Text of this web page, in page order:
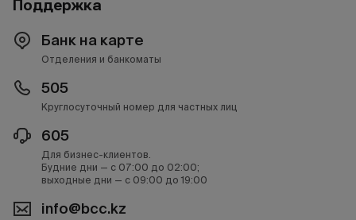
Поддержка
Банк на карте
Отделения и банкоматы
505
Круглосуточный номер для частных лиц
605
Для бизнес-клиентов.
Будние дни — с 07:00 до 02:00;
выходные дни — с 09:00 до 19:00
info@bcc.kz